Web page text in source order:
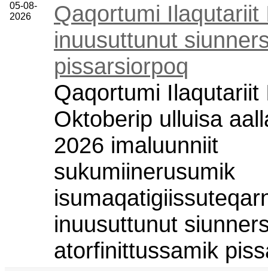
05-08-
2026
Qaqortumi Ilaqutariit
inuusuttunut
pissarsiorpoq
Qaqortumi Ilaqutariit
Oktoberip ulluisa
2026 imaluunniit
sukumiinerusumik
inuusuttunut
atorfinittussamik